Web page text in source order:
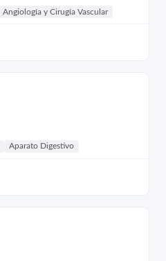
Angiología y Cirugía Vascular
Aparato Digestivo